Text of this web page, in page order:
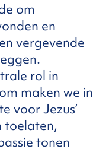
om
en
vergevende
rol in
maken we in
voor Jezus’
toelaten,
tonen